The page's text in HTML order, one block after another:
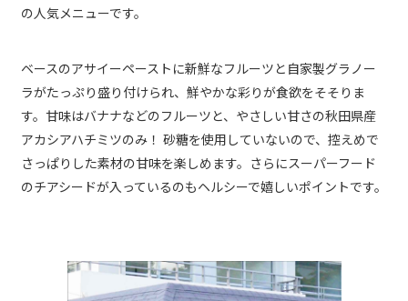
の人気メニューです。
ベースのアサイーペーストに新鮮なフルーツと自家製グラノー
ラがたっぷり盛り付けられ、鮮やかな彩りが食欲をそそりま
す。甘味はバナナなどのフルーツと、やさしい甘さの秋田県産
アカシアハチミツのみ！ 砂糖を使用していないので、控えめで
さっぱりした素材の甘味を楽しめます。さらにスーパーフード
のチアシードが入っているのもヘルシーで嬉しいポイントです。